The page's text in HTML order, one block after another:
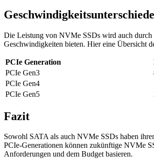
Die Leistung von NVMe SSDs wird auch durch
Geschwindigkeiten bieten. Hier eine Übersicht
PCIe Generation
PCIe Gen3
PCIe Gen4
PCIe Gen5
Fazit
Sowohl SATA als auch NVMe SSDs haben
PCIe-Generationen können zukünftige NVMe
Anforderungen und dem Budget basieren.